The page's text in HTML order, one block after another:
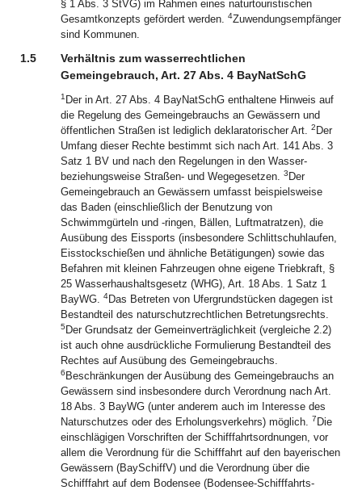
§ 1 Abs. 3 StVG) im Rahmen eines naturtouristischen
Gesamtkonzepts gefördert werden. 4Zuwendungsempfänger
sind Kommunen.
1.5
Verhältnis zum wasserrechtlichen
Gemeingebrauch, Art. 27 Abs. 4 BayNatSchG
1 Der in Art. 27 Abs. 4 BayNatSchG enthaltene Hinweis auf
die Regelung des Gemeingebrauchs an Gewässern und
öffentlichen Straßen ist lediglich deklaratorischer Art. 2 Der
Umfang dieser Rechte bestimmt sich nach Art. 141 Abs. 3
Satz 1 BV und nach den Regelungen in den Wasser-
beziehungsweise Straßen- und Wegegesetzen. 3 Der
Gemeingebrauch an Gewässern umfasst beispielsweise
das Baden (einschließlich der Benutzung von
Schwimmgürteln und -ringen, Bällen, Luftmatratzen), die
Ausübung des Eissports (insbesondere Schlittschuhlaufen,
Eisstockschießen und ähnliche Betätigungen) sowie das
Befahren mit kleinen Fahrzeugen ohne eigene Triebkraft, §
25 Wasserhaushaltsgesetz (WHG), Art. 18 Abs. 1 Satz 1
BayWG. 4Das Betreten von Ufergrundstücken dagegen ist
Bestandteil des naturschutzrechtlichen Betretungsrechts.
5 Der Grundsatz der Gemeinverträglichkeit (vergleiche 2.2)
ist auch ohne ausdrückliche Formulierung Bestandteil des
Rechtes auf Ausübung des Gemeingebrauchs.
6 Beschränkungen der Ausübung des Gemeingebrauchs an
Gewässern sind insbesondere durch Verordnung nach Art.
18 Abs. 3 BayWG (unter anderem auch im Interesse des
Naturschutzes oder des Erholungsverkehrs) möglich. 7 Die
einschlägigen Vorschriften der Schifffahrtsordnungen, vor
allem die Verordnung für die Schifffahrt auf den bayerischen
Gewässern (BaySchiffV) und die Verordnung über die
Schifffahrt auf dem Bodensee (Bodensee-Schifffahrts-